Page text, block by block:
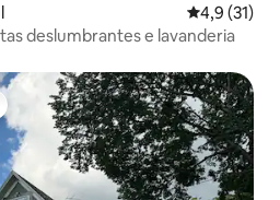
4,9 de uma
4,9 (31)
deslumbrantes e lavanderia